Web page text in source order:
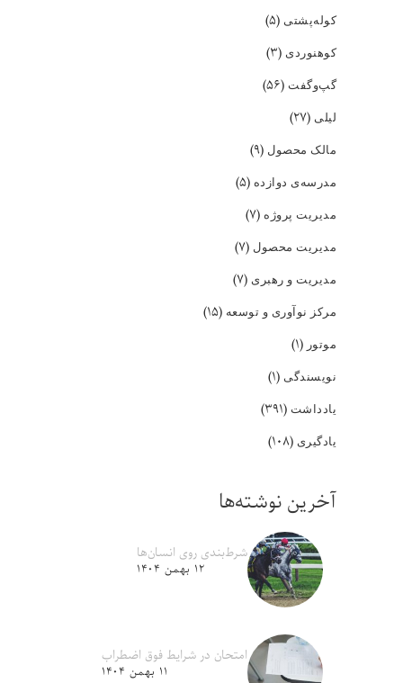
کوله‌پشتی (۵)
کوهنوردی (۳)
گپ‌و‌گفت (۵۶)
لیلی (۲۷)
مالک محصول (۹)
مدرسه‌ی دوازده (۵)
مدیریت پروژه (۷)
مدیریت محصول (۷)
مدیریت و رهبری (۷)
مرکز نوآوری و توسعه (۱۵)
موتور (۱)
نویسندگی (۱)
یادداشت (۳۹۱)
یادگیری (۱۰۸)
آخرین نوشته‌ها
شرط‌بندی روی انسان‌ها
۱۲ بهمن ۱۴۰۴
امتحان در شرایط فوق اضطراب
۱۱ بهمن ۱۴۰۴